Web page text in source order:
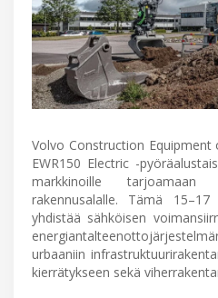
Volvo Construction
EWR150 Electric -
markkinoille tarjoamaan
rakennusalalle. Tämä
yhdistää sähköisen
urbaaniin
kierrätykseen sekä